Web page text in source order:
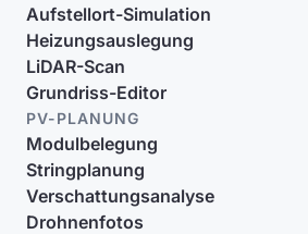
Aufstellort-Simulation
Heizungsauslegung
LiDAR-Scan
Grundriss-Editor
PV-PLANUNG
Modulbelegung
Stringplanung
Verschattungsanalyse
Drohnenfotos